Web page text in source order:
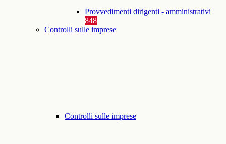
Provvedimenti dirigenti - amministrativi
848
Controlli sulle imprese
Controlli sulle imprese